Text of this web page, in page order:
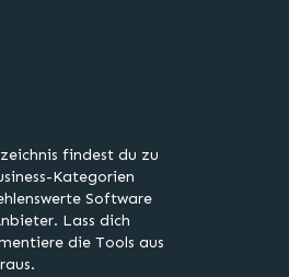
findest du zu
Kategorien
Software
Lass dich
die Tools aus